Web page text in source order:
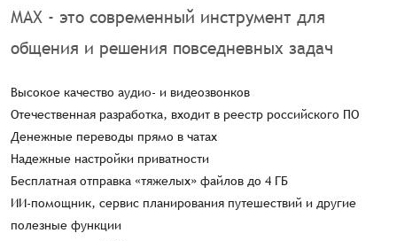
МАХ - это современный инструмент для
общения и решения повседневных задач
Высокое качество аудиo- и видеозвонков
Отечественная разработка, входит в реестр российского ПО
Денежные переводы прямо в чатах
Надежные настройки приватности
Бесплатная отправка «тяжелых» файлов до 4 ГБ
ИИ-помощник, сервис планирования путешествий и другие
полезные функции